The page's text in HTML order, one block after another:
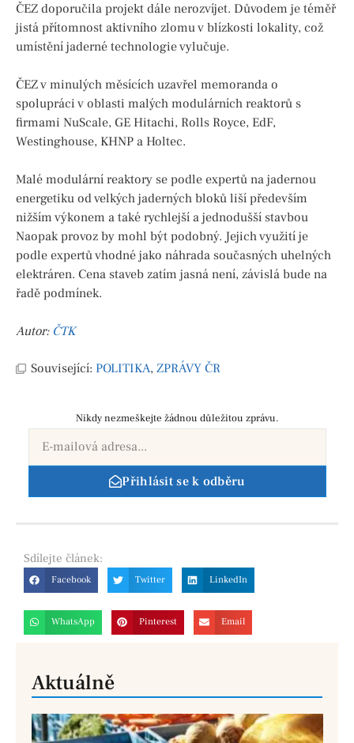
ČEZ doporučila projekt dále nerozvíjet. Důvodem je téměř
jistá přítomnost aktivního zlomu v blízkosti lokality, což
umístění jaderné technologie vylučuje.
ČEZ v minulých měsících uzavřel memoranda o
spolupráci v oblasti malých modulárních reaktorů s
firmami NuScale, GE Hitachi, Rolls Royce, EdF,
Westinghouse, KHNP a Holtec.
Malé modulární reaktory se podle expertů na jadernou
energetiku od velkých jaderných bloků liší především
nižším výkonem a také rychlejší a jednodušší stavbou
Naopak provoz by mohl být podobný. Jejich využití je
podle expertů vhodné jako náhrada současných uhelných
elektráren. Cena staveb zatím jasná není, závislá bude na
řadě podmínek.
Autor: ČTK
Související: POLITIKA, ZPRÁVY ČR
Nikdy nezmeškejte žádnou důležitou zprávu.
Přihlásit se k odběru
Sdílejte článek:
Facebook Twitter LinkedIn
WhatsApp Pinterest Email
Aktuálně